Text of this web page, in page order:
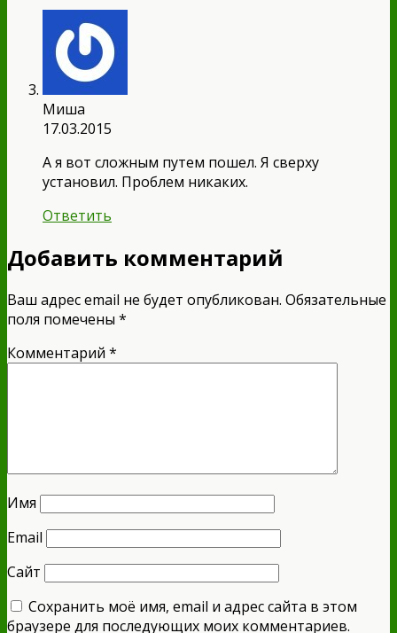
Миша
17.03.2015
А я вот сложным путем пошел. Я сверху
установил. Проблем никаких.
Ответить
Добавить комментарий
Ваш адрес email не будет опубликован. Обязательные
поля помечены *
Комментарий *
Имя
Email
Сайт
Сохранить моё имя, email и адрес сайта в этом
браузере для последующих моих комментариев.